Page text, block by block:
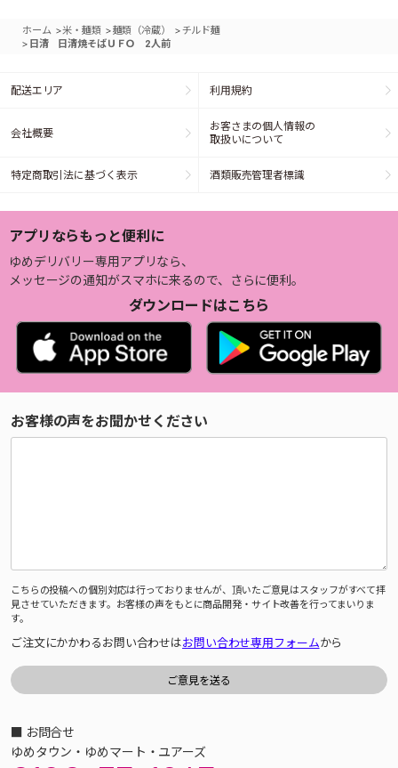
ホーム >米・麺類 >麺類（冷蔵） >チルド麺
> 日清 日清焼そばＵＦＯ 2人前
配送エリア 利用規約
会社概要
お客さまの個人情報の
取扱いについて
特定商取引法に基づく表示 酒類販売管理者標識
アプリならもっと便利に
ゆめデリバリー専用アプリなら、
メッセージの通知がスマホに来るので、さらに便利。
ダウンロードはこちら
お客様の声をお聞かせください
こちらの投稿への個別対応は行っておりませんが、頂いたご意見はスタッフがすべて拝
見させていただきます。お客様の声をもとに商品開発・サイト改善を行ってまいりま
す。
ご注文にかかわるお問い合わせはお問い合わせ専用フォームから
■ お問合せ
ゆめタウン・ゆめマート・ユアーズ